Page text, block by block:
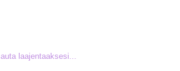
oloa :(
laajentaaksesi...